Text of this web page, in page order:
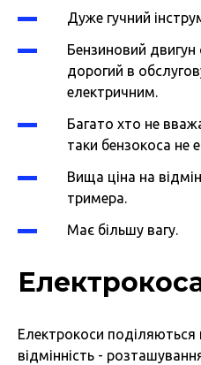
Дуже гучний
Бензиновий
дорогий в
електричним.
Багато хто не
таки бензокоса не
Вища ціна на
тримера.
Має більшу вагу.
Електрокоси поділяються
відмінність -